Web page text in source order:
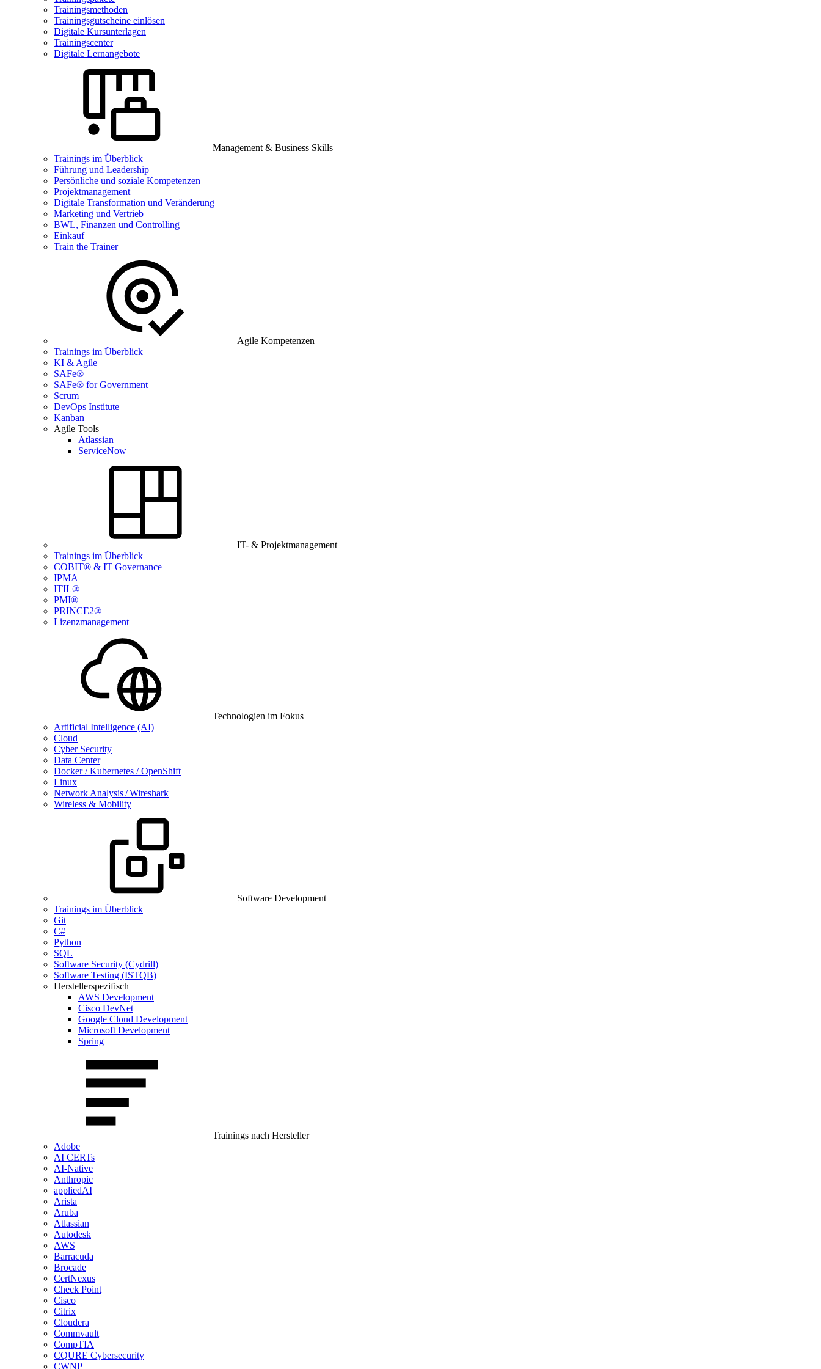
Trainingsmethoden
Trainingsgutscheine einlösen
Digitale Kursunterlagen
Trainingscenter
Digitale Lernangebote
Management & Business Skills
Trainings im Überblick
Führung und Leadership
Persönliche und soziale Kompetenzen
Projektmanagement
Digitale Transformation und Veränderung
Marketing und Vertrieb
BWL, Finanzen und Controlling
Einkauf
Train the Trainer
Agile Kompetenzen
Trainings im Überblick
KI & Agile
SAFe®
SAFe® for Government
Scrum
DevOps Institute
Kanban
Agile Tools
Atlassian
ServiceNow
IT- & Projektmanagement
Trainings im Überblick
COBIT® & IT Governance
IPMA
ITIL®
PMI®
PRINCE2®
Lizenzmanagement
Technologien im Fokus
Artificial Intelligence (AI)
Cloud
Cyber Security
Data Center
Docker / Kubernetes / OpenShift
Linux
Network Analysis / Wireshark
Wireless & Mobility
Software Development
Trainings im Überblick
Git
C#
Python
SQL
Software Security (Cydrill)
Software Testing (ISTQB)
Herstellerspezifisch
AWS Development
Cisco DevNet
Google Cloud Development
Microsoft Development
Spring
Trainings nach Hersteller
Adobe
AI CERTs
AI-Native
Anthropic
appliedAI
Arista
Aruba
Atlassian
Autodesk
AWS
Barracuda
Brocade
CertNexus
Check Point
Cisco
Citrix
Cloudera
Commvault
CompTIA
CQURE Cybersecurity
CWNP